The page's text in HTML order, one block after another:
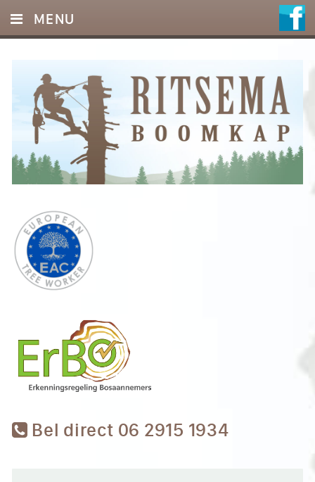
Bel direct 06 2915 1934
MENU
DIENSTEN
FOTO’S
REFERENTIES
OFFERTE
CONTACT